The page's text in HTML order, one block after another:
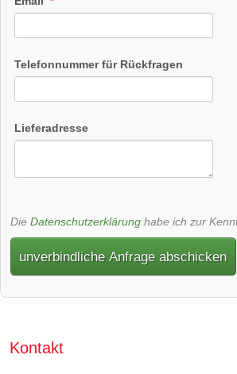
Telefonnummer für Rückfragen
Lieferadresse
Die Datenschutzerklärung habe ich zur
unverbindliche Anfrage abschicken
Kontakt